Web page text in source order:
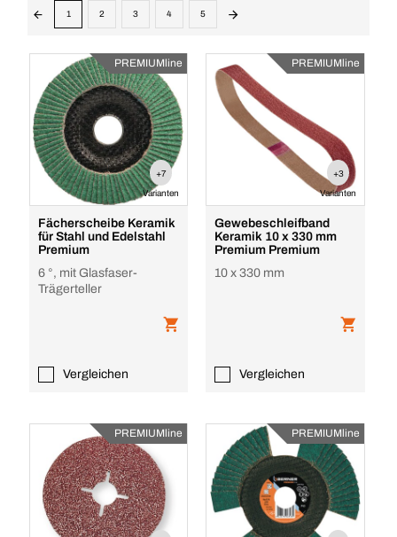
1 2 3 4 5
PREMIUMline
+7
Varianten
Fächerscheibe Keramik
für Stahl und Edelstahl
Premium
6 °, mit Glasfaser-
Trägerteller
Vergleichen
PREMIUMline
+3
Varianten
Gewebeschleifband
Keramik 10 x 330 mm
Premium Premium
10 x 330 mm
Vergleichen
PREMIUMline PREMIUMline